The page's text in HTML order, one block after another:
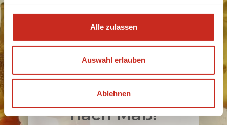
Alle zulassen
Auswahl erlauben
Ablehnen
Laos zu reisen?
Unser
Reisespezialist
gestaltet Ihre
Reise zu 100 %
nach Maß!